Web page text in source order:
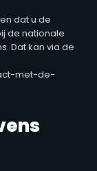
dat u de
de nationale
Dat kan via de
met-de-